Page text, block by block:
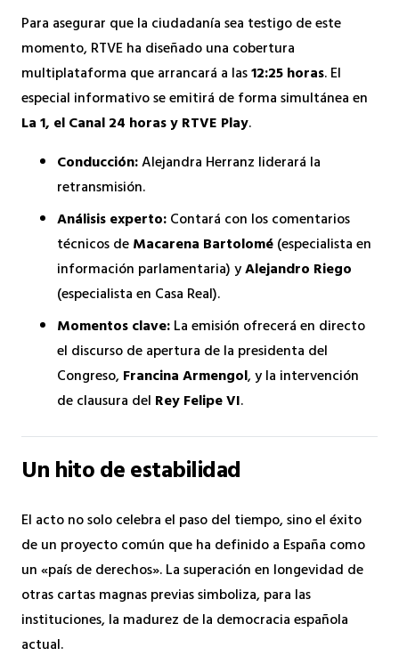
Para asegurar que la ciudadanía sea testigo de este
momento, RTVE ha diseñado una cobertura
multiplataforma que arrancará a las12:25 horas. El
especial informativo se emitirá de forma simultánea en
La 1, el Canal 24 horas y RTVE Play.
Conducción:Alejandra Herranz liderará la
retransmisión.
Análisis experto:Contará con los comentarios
técnicos deMacarena Bartolomé(especialista en
información parlamentaria) yAlejandro Riego
(especialista en Casa Real).
Momentos clave:La emisión ofrecerá en directo
el discurso de apertura de la presidenta del
Congreso,Francina Armengol, y la intervención
de clausura del Rey Felipe VI.
Un hito de estabilidad
El acto no solo celebra el paso del tiempo, sino el éxito
de un proyecto común que ha definido a España como
un «país de derechos». La superación en longevidad de
otras cartas magnas previas simboliza, para las
instituciones, la madurez de la democracia española
actual.